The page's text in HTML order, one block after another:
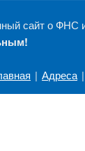
сайт о ФНС
| Адреса |